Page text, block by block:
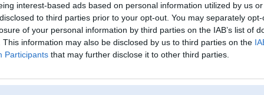
interest-based ads based on personal information utilized by us
to third parties prior to your opt-out. You may separately
of your personal information by third parties on the IAB’s list of
This information may also be disclosed by us to third parties on the
Participants that may further disclose it to other third parties.
Intereses:
XOSO66 Trang Chu Dang Nhap UY
TIN 2026 | DK+666K
Ziņojumi forumā:
0
Pēdējie ziņojumi forumā